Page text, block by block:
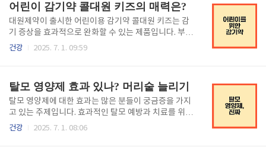
어린이 감기약 콜대원 키즈의 매력은?
대원제약이 출시한 어린이용 감기약 콜대원 키즈는 감
기 증상을 효과적으로 완화할 수 있는 제품입니다. 부모
님들에게 큰 도움이 될 이 혁신적인 약물에 대해 알아보
완화 부모의 불편함 해소 어린이에 적합한 안전성 대원
제약의 비전과 미래 어린이 건강 최우선 다양한 제품군
확장 계획 효율적인 의료 솔루션 제공 함께보면 좋은글!
어린이용 감기약 콜대원 키즈 콜드 출시 콜대원 감기약
종류와 효과는 대상포진 어린이 노인 예방법은 콜대원
건강 2025. 7. 1. 09:59
탈모 영양제 효과 있나? 머리숱 늘리기
탈모 영양제에 대한 효과는 많은 분들이 궁금증을 가지
고 있는 주제입니다. 효과적인 탈모 예방과 치료를 위해
알아야 할 사실들을 정리해 보았습니다.≡ 목차 탈모 영
건강 2025. 7. 1. 08:06